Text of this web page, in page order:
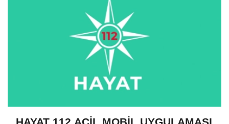
HAYAT 112 ACİL MOBİL UYGULAMASI